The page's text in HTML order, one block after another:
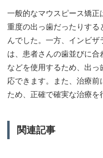
一般的なマウスピース矯正
重度の出っ歯だったりす
んでした。一方、インビ
は、患者さんの歯並びに合
などを使用するため、出
応できます。また、治療前
ため、正確で確実な治療を
関連記事